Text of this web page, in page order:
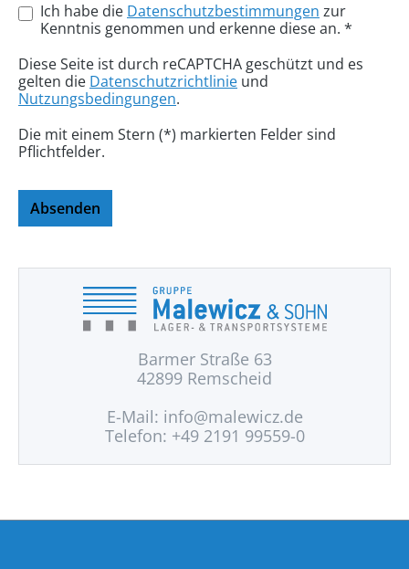
Ich habe die Datenschutzbestimmungen zur
Kenntnis genommen und erkenne diese an. *
Diese Seite ist durch reCAPTCHA geschützt und es
gelten die Datenschutzrichtlinie und
Nutzungsbedingungen.
Die mit einem Stern (*) markierten Felder sind
Pflichtfelder.
Absenden
Barmer Straße 63
42899 Remscheid
E-Mail: info@malewicz.de
Telefon: +49 2191 99559-0